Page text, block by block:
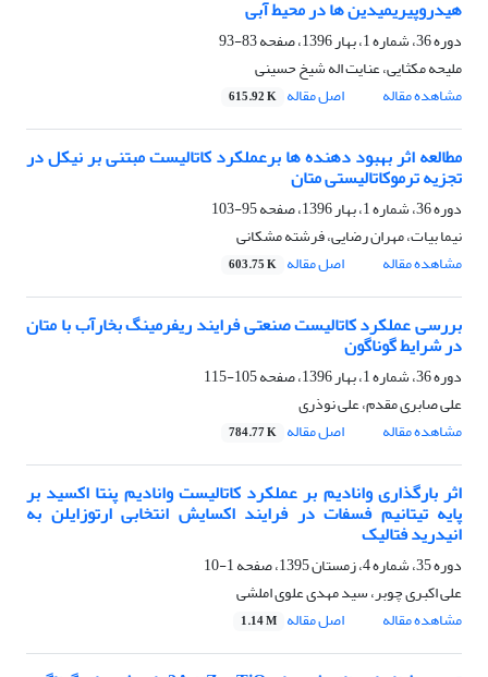
هیدروپیریمیدین ها در محیط آبی
دوره 36، شماره 1، بهار 1396، صفحه
83-93
ملیحه مکثایی، عنایت اله شیخ حسینی
مشاهده مقاله
اصل مقاله 615.92 K
مطالعه اثر بهبود دهنده ها برعملکرد کاتالیست مبتنی بر نیکل در
تجزیه ترموکاتالیستی متان
دوره 36، شماره 1، بهار 1396، صفحه
95-103
نیما بیات، مهران رضایی، فرشته مشکانی
مشاهده مقاله
اصل مقاله 603.75 K
بررسی عملکرد کاتالیست صنعتی فرایند ریفرمینگ بخارآب با متان
در شرایط گوناگون
دوره 36، شماره 1، بهار 1396، صفحه
105-115
علی صابری مقدم، علی نوذری
مشاهده مقاله
اصل مقاله 784.77 K
اثر بارگذاری وانادیم بر عملکرد کاتالیست وانادیم پنتا اکسید بر
پایه تیتانیم فسفات در فرایند اکسایش انتخابی ارتوزایلن به
انیدرید فتالیک
دوره 35، شماره 4، زمستان 1395، صفحه
1-10
علی اکبری چوبر، سید مهدی علوی املشی
مشاهده مقاله
اصل مقاله 1.14 M